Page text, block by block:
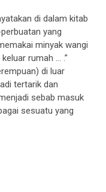
di dalam kitab
yang
minyak wangi
rumah … .”
di luar
tertarik dan
sebab masuk
sesuatu yang